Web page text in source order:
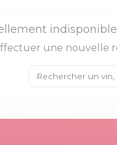
une nouvelle